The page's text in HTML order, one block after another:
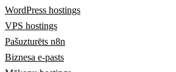
WordPress hostings
VPS hostings
Pašuzturēts n8n
Biznesa e-pasts